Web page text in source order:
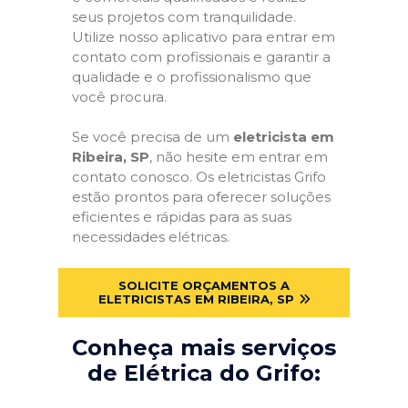
seus projetos com tranquilidade.
Utilize nosso aplicativo para entrar em
contato com profissionais e garantir a
qualidade e o profissionalismo que
você procura.
Se você precisa de um eletricista em
Ribeira, SP, não hesite em entrar em
contato conosco. Os eletricistas Grifo
estão prontos para oferecer soluções
eficientes e rápidas para as suas
necessidades elétricas.
SOLICITE ORÇAMENTOS A
ELETRICISTAS EM RIBEIRA, SP
Conheça mais serviços
de Elétrica do Grifo: